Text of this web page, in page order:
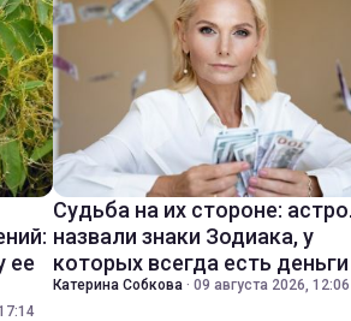
ее
Судьба на их стороне:
назвали знаки Зодиака, у
которых всегда есть деньги
Катерина Собкова · 09 августа 2026, 12:06